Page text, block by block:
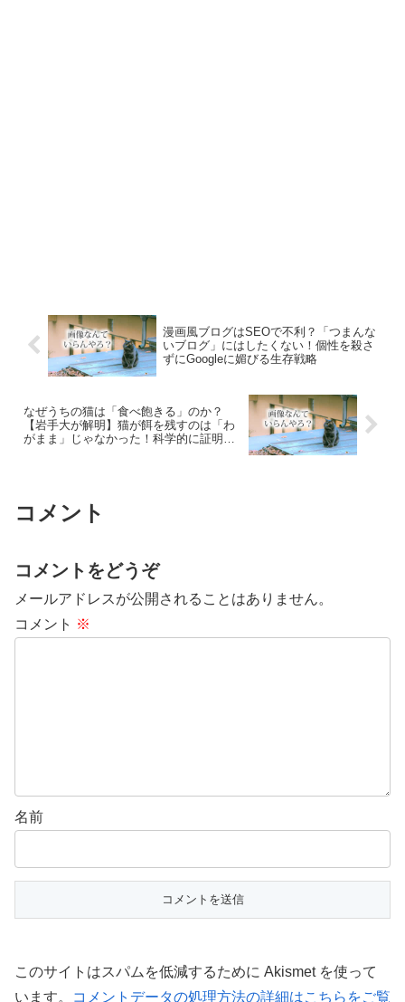
漫画風ブログはSEOで不利？「つまんな
いブログ」にはしたくない！個性を殺さ
ずにGoogleに媚びる生存戦略
なぜうちの猫は「食べ飽きる」のか？
【岩手大が解明】猫が餌を残すのは「わ
がまま」じゃなかった！科学的に証明さ
コメント
コメントをどうぞ
メールアドレスが公開されることはありません。
コメント ※
名前
このサイトはスパムを低減するために Akismet を使って
います。
コメントデータの処理方法の詳細はこちらをご覧